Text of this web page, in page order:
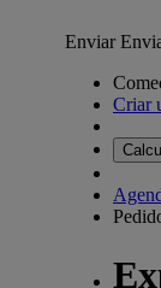
Enviar
Criar